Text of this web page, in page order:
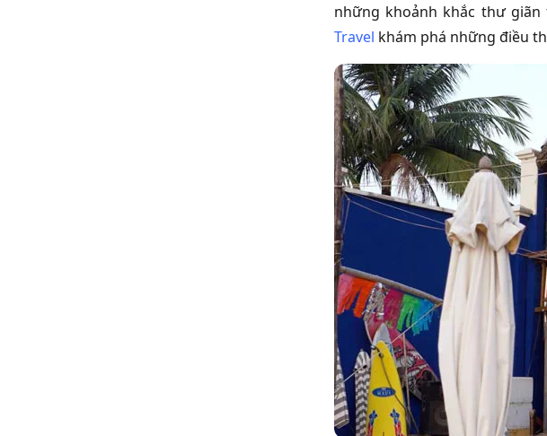
những khoảnh khắc thư giãn
Travel khám phá những điều